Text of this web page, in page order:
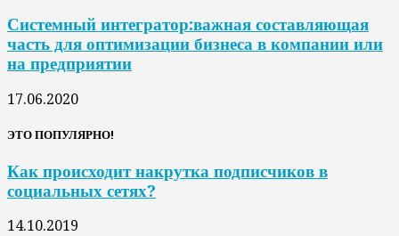
Системный интегратор:важная составляющая
часть для оптимизации бизнеса в компании или
на предприятии
17.06.2020
ЭТО ПОПУЛЯРНО!
Как происходит накрутка подписчиков в
социальных сетях?
14.10.2019